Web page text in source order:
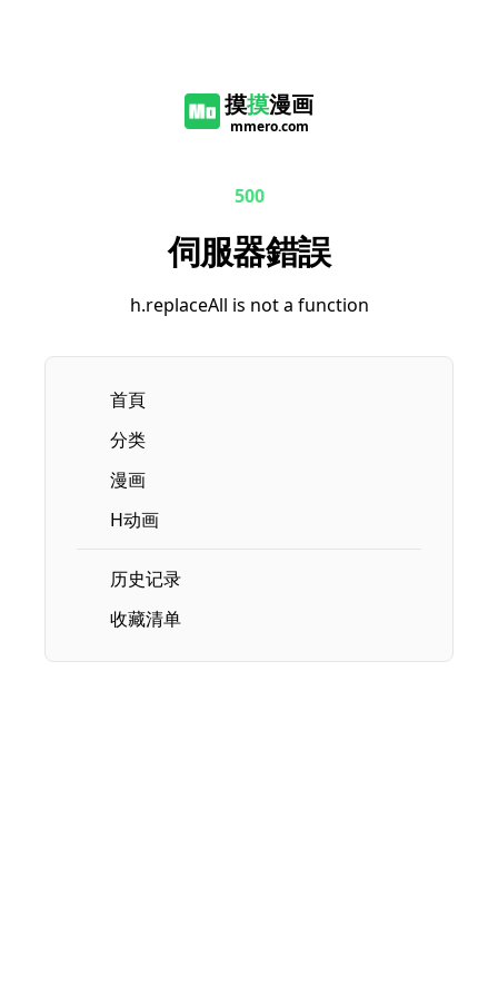
摸摸漫画
mmero.com
500
伺服器錯誤
h.replaceAll is not a function
首頁
分类
漫画
H动画
历史记录
收藏清单